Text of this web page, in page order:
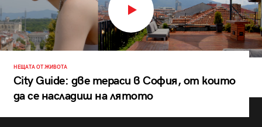
НЕЩАТА ОТ ЖИВОТА
City Guide: две тераси в София, от които
да се насладиш на лятото